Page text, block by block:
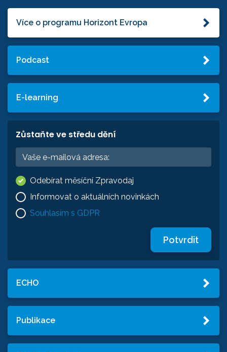
Více o programu Horizont Evropa
Podcast
E-learning
Zůstaňte ve středu dění
Odebírat měsíční Zpravodaj
Informovat o aktuálních novinkách
Souhlasím s GDPR
Potvrdit
ECHO
Publikace